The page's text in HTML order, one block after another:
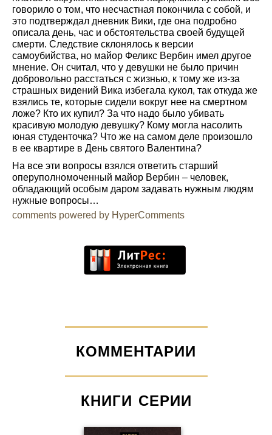
говорило о том, что несчастная покончила с собой, и
это подтверждал дневник Вики, где она подробно
описала день, час и обстоятельства своей будущей
смерти. Следствие склонялось к версии
самоубийства, но майор Феликс Вербин имел другое
мнение. Он считал, что у девушки не было причин
добровольно расстаться с жизнью, к тому же из-за
страшных видений Вика избегала кукол, так откуда же
взялись те, которые сидели вокруг нее на смертном
ложе? Кто их купил? За что надо было убивать
красивую молодую девушку? Кому могла насолить
юная студенточка? Что же на самом деле произошло
в ее квартире в День святого Валентина?
На все эти вопросы взялся ответить старший
оперуполномоченный майор Вербин – человек,
обладающий особым даром задавать нужным людям
нужные вопросы…
comments powered by HyperComments
КОММЕНТАРИИ
КНИГИ СЕРИИ